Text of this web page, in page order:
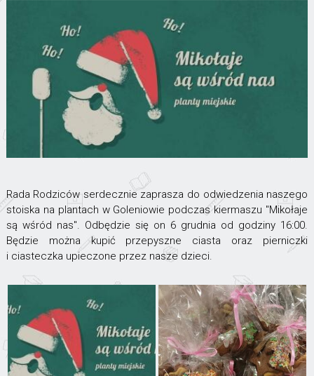
Rada Rodziców serdecznie zaprasza do odwiedzenia naszego
stoiska na plantach w Goleniowie podczas kiermaszu "Mikołaje
są wśród nas". Odbędzie się on 6 grudnia od godziny 16:00.
Będzie można kupić przepyszne ciasta oraz pierniczki
i ciasteczka upieczone przez nasze dzieci.